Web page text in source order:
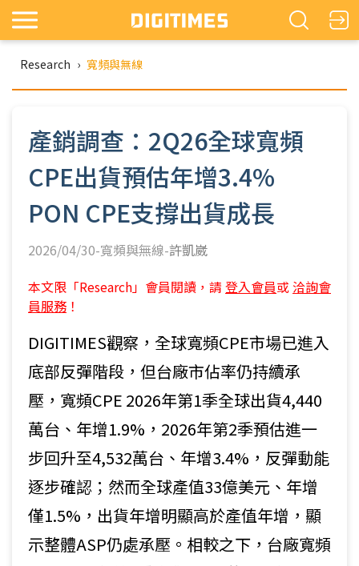
Research › 寬頻與無線
產銷調查：2Q26全球寬頻
CPE出貨預估年增3.4%
PON CPE支撐出貨成長
2026/04/30-寬頻與無線-許凱崴
本文限「Research」會員閱讀，請 登入會員或 洽詢會
員服務 ！
DIGITIMES觀察，全球寬頻CPE市場已進入
底部反彈階段，但台廠市佔率仍持續承
壓，寬頻CPE 2026年第1季全球出貨4,440
萬台、年增1.9%，2026年第2季預估進一
步回升至4,532萬台、年增3.4%，反彈動能
逐步確認；然而全球產值33億美元、年增
僅1.5%，出貨年增明顯高於產值年增，顯
示整體ASP仍處承壓。相較之下，台廠寬頻